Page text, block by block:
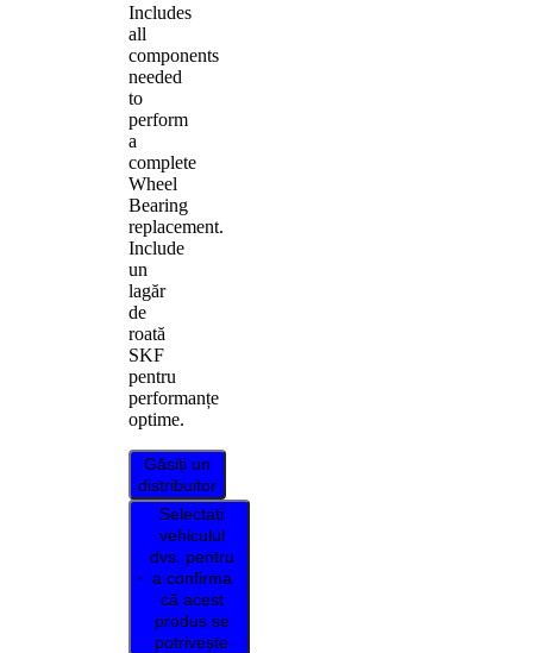
Includes
all
components
needed
to
perform
a
complete
Wheel
Bearing
replacement.
Include
un
lagăr
de
roată
SKF
pentru
performanțe
optime.
Găsiți un
distribuitor
Selectați
vehiculul
dvs. pentru
a confirma
că acest
produs se
potrivește